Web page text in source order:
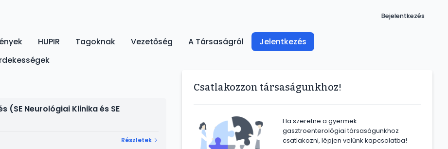
User
Bejelentkezés
HUPIR Tagoknak Vezetőség A Társaságról
Jelentkezés
Neurológiai Klinika és SE
Részletek
Csatlakozzon társaságunkhoz!
Ha szeretne a gyermek-
gasztroenterológiai társaságunkhoz
csatlakozni, lépjen velünk kapcsolatba!